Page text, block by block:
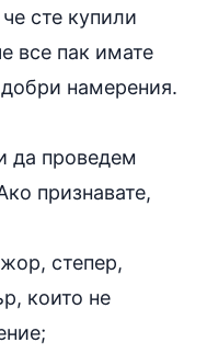
сте купили
все пак имате
намерения.
да проведем
признавате,
, степер,
, които не